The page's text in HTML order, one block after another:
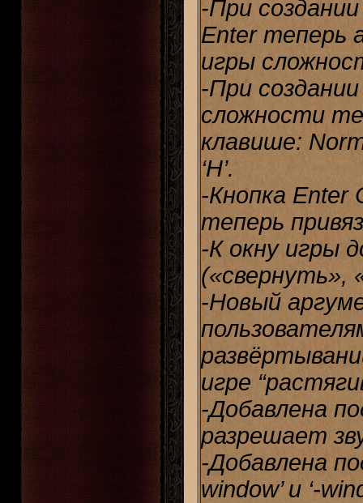
-При
Enter теперь
игры
-При
сложности
клавише:
‘H’.
-Кнопка Enter
теперь
-К окну игры
(«свернуть»,
-Новый
игре
-Добавлена
разрешает
-Добавлена
window’ и ‘-